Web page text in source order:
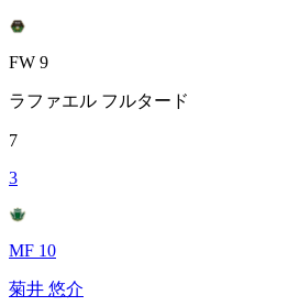
FW 9
ラファエル フルタード
7
3
MF 10
菊井 悠介